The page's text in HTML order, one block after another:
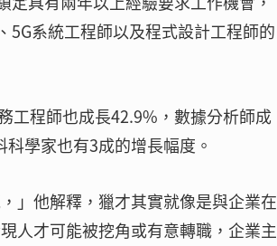
系統工程師以及程式設計工程師的
工程師也成長42.9%，數據分析師成
學家也有3成的增長幅度。
」他解釋，獵才其實就像是與企業在
人才可能被挖角或有意轉職，企業主